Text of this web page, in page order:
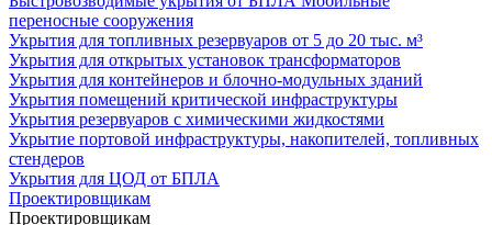
переносные сооружения
Укрытия для топливных резервуаров от 5 до 20 тыс. м³
Укрытия для открытых установок трансформаторов
Укрытия для контейнеров и блочно-модульных зданий
Укрытия помещений критической инфраструктуры
Укрытия резервуаров с химическими жидкостями
Укрытие портовой инфраструктуры, накопителей, топливных
стендеров
Укрытия для ЦОД от БПЛА
Проектировщикам
Проектировщикам